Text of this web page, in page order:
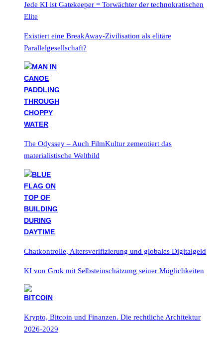
Jede KI ist Gatekeeper = Torwächter der technokratischen
Elite
Existiert eine BreakAway-Zivilisation als elitäre
Parallelgesellschaft?
The Odyssey – Auch FilmKultur zementiert das
materialistische Weltbild
Chatkontrolle, Altersverifizierung und globales Digitalgeld
KI von Grok mit Selbsteinschätzung seiner Möglichkeiten
Krypto, Bitcoin und Finanzen. Die rechtliche Architektur
2026-2029